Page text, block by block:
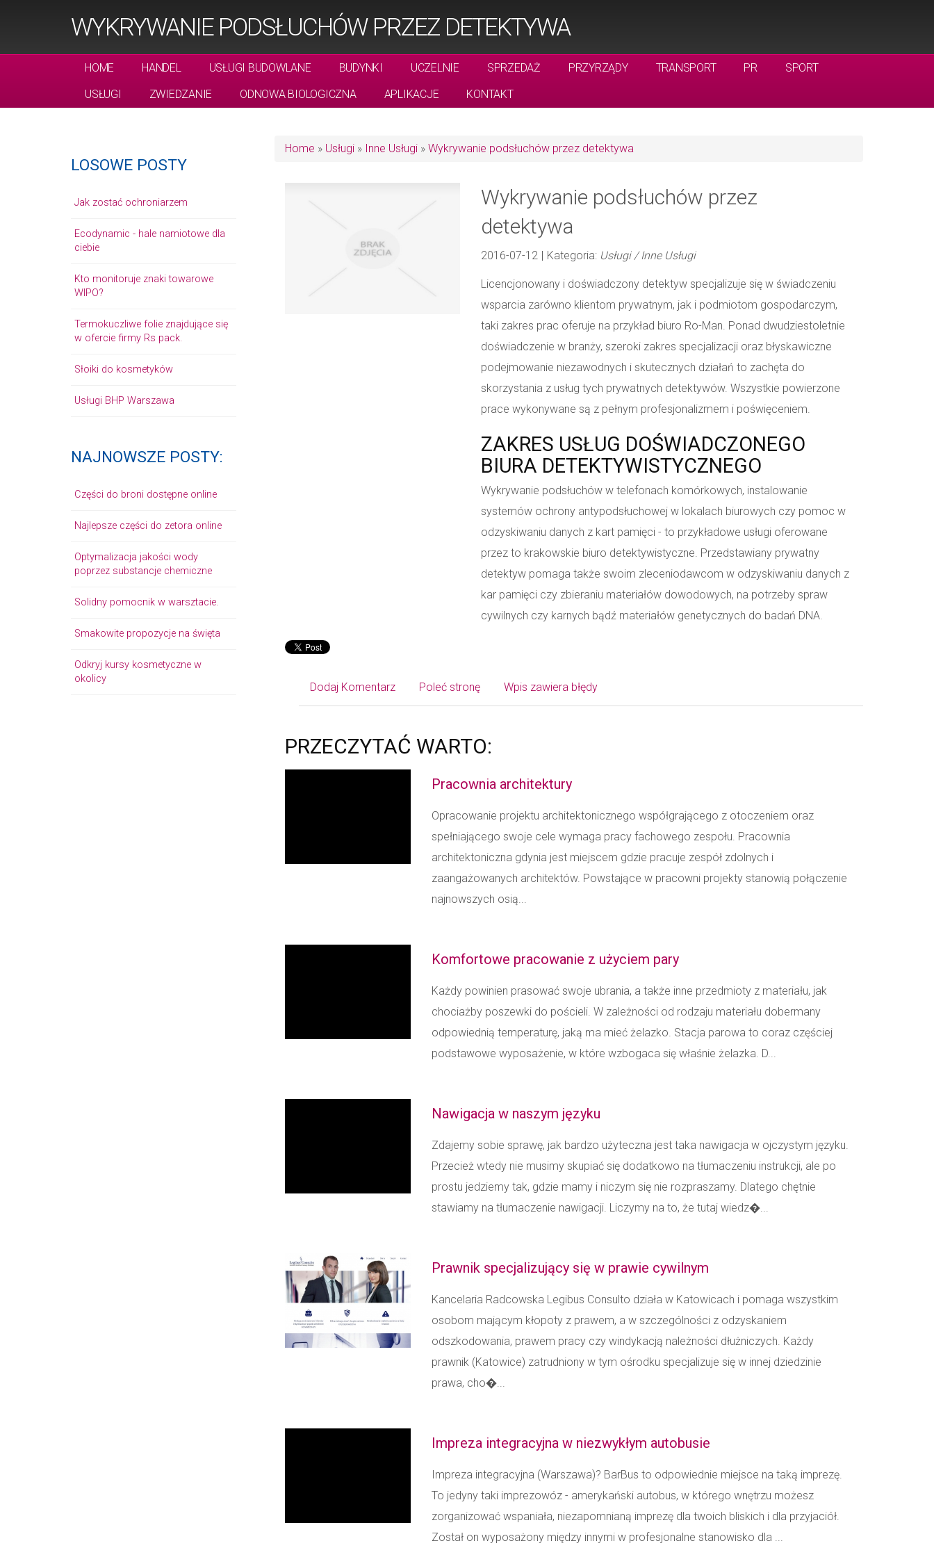
WYKRYWANIE PODSŁUCHÓW PRZEZ DETEKTYWA
HOME HANDEL USŁUGI BUDOWLANE BUDYNKI UCZELNIE SPRZEDAŻ PRZYRZĄDY TRANSPORT PR
SPORT
USŁUGI
ZWIEDZANIE ODNOWA BIOLOGICZNA APLIKACJE KONTAKT
LOSOWE POSTY
Jak zostać ochroniarzem
Ecodynamic - hale namiotowe dla
ciebie
Kto monitoruje znaki towarowe
WIPO?
Termokuczliwe folie znajdujące się
w ofercie firmy Rs pack.
Słoiki do kosmetyków
Usługi BHP Warszawa
NAJNOWSZE POSTY:
Części do broni dostępne online
Najlepsze części do zetora online
Optymalizacja jakości wody
poprzez substancje chemiczne
Solidny pomocnik w warsztacie.
Smakowite propozycje na święta
Odkryj kursy kosmetyczne w
okolicy
Home » Usługi» Inne Usługi» Wykrywanie podsłuchów przez detektywa
Wykrywanie podsłuchów przez
detektywa
2016-07-12 | Kategoria: Usługi / Inne Usługi
Licencjonowany i doświadczony detektyw specjalizuje się w świadczeniu
wsparcia zarówno klientom prywatnym, jak i podmiotom gospodarczym,
taki zakres prac oferuje na przykład biuro Ro-Man. Ponad dwudziestoletnie
doświadczenie w branży, szeroki zakres specjalizacji oraz błyskawiczne
podejmowanie niezawodnych i skutecznych działań to zachęta do
skorzystania z usług tych prywatnych detektywów. Wszystkie powierzone
prace wykonywane są z pełnym profesjonalizmem i poświęceniem.
ZAKRES USŁUG DOŚWIADCZONEGO
BIURA DETEKTYWISTYCZNEGO
Wykrywanie podsłuchów w telefonach komórkowych, instalowanie
systemów ochrony antypodsłuchowej w lokalach biurowych czy pomoc w
odzyskiwaniu danych z kart pamięci - to przykładowe usługi oferowane
przez to krakowskie biuro detektywistyczne. Przedstawiany prywatny
detektyw pomaga także swoim zleceniodawcom w odzyskiwaniu danych z
kar pamięci czy zbieraniu materiałów dowodowych, na potrzeby spraw
cywilnych czy karnych bądź materiałów genetycznych do badań DNA.
Dodaj Komentarz Poleć stronę Wpis zawiera błędy
PRZECZYTAĆ WARTO:
Pracownia architektury
Opracowanie projektu architektonicznego współgrającego z otoczeniem oraz
spełniającego swoje cele wymaga pracy fachowego zespołu. Pracownia
architektoniczna gdynia jest miejscem gdzie pracuje zespół zdolnych i
zaangażowanych architektów. Powstające w pracowni projekty stanowią połączenie
najnowszych osią...
Komfortowe pracowanie z użyciem pary
Każdy powinien prasować swoje ubrania, a także inne przedmioty z materiału, jak
chociażby poszewki do pościeli. W zależności od rodzaju materiału dobermany
odpowiednią temperaturę, jaką ma mieć żelazko. Stacja parowa to coraz częściej
podstawowe wyposażenie, w które wzbogaca się właśnie żelazka. D...
Nawigacja w naszym języku
Zdajemy sobie sprawę, jak bardzo użyteczna jest taka nawigacja w ojczystym języku.
Przecież wtedy nie musimy skupiać się dodatkowo na tłumaczeniu instrukcji, ale po
prostu jedziemy tak, gdzie mamy i niczym się nie rozpraszamy. Dlatego chętnie
stawiamy na tłumaczenie nawigacji. Liczymy na to, że tutaj wiedz�...
Prawnik specjalizujący się w prawie cywilnym
Kancelaria Radcowska Legibus Consulto działa w Katowicach i pomaga wszystkim
osobom mającym kłopoty z prawem, a w szczególności z odzyskaniem
odszkodowania, prawem pracy czy windykacją należności dłużniczych. Każdy
prawnik (Katowice) zatrudniony w tym ośrodku specjalizuje się w innej dziedzinie
prawa, cho�...
Impreza integracyjna w niezwykłym autobusie
Impreza integracyjna (Warszawa)? BarBus to odpowiednie miejsce na taką imprezę.
To jedyny taki imprezowóz - amerykański autobus, w którego wnętrzu możesz
zorganizować wspaniała, niezapomnianą imprezę dla twoich bliskich i dla przyjaciół.
Został on wyposażony między innymi w profesjonalne stanowisko dla ...